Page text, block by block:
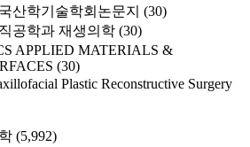
산학기술학회논문지 (30)
공학과 재생의학 (30)
APPLIED MATERIALS &
(30)
Plastic Reconstructive Surgery
(5,992)